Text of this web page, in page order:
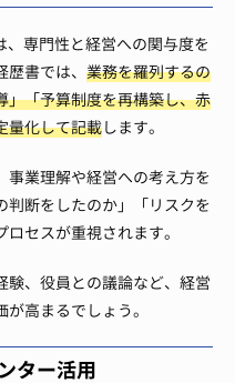
専門性と経営への関与度を
書では、 業務を羅列するの
「予算制度を再構築し、赤
量化して記載します。
事業理解や経営への考え方を
判断をしたのか」「リスクを
セスが重視されます。
験、役員との議論など、経営
高まるでしょう。
ター活用